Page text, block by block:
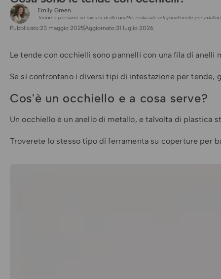
Guida
all'installazione
delle vele
ombreggianti
Emily Green
Tende e persiane su misura di alta qualità, realizzate artigianalmente per
Pubblicato:23 maggio 2025Aggiornato:31 luglio 2026
Le tende con occhielli sono pannelli con una fila di
Se si confrontano i diversi tipi di intestazione per tende,
Cos'è un occhiello e a cosa serve?
Un occhiello è un anello di metallo, e talvolta di plastica
Troverete lo stesso tipo di ferramenta su coperture per